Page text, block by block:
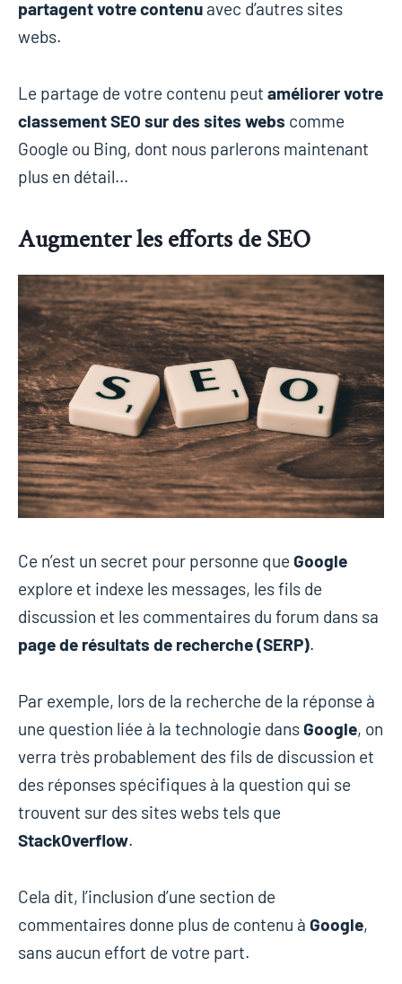
partagent votre contenu avec d’autres sites
webs.
Le partage de votre contenu peut améliorer votre
classement SEO sur des sites webs comme
Google ou Bing, dont nous parlerons maintenant
plus en détail…
Augmenter les efforts de SEO
Ce n’est un secret pour personne que Google
explore et indexe les messages, les fils de
discussion et les commentaires du forum dans sa
page de résultats de recherche (SERP).
Par exemple, lors de la recherche de la réponse à
une question liée à la technologie dans Google, on
verra très probablement des fils de discussion et
des réponses spécifiques à la question qui se
trouvent sur des sites webs tels que
StackOverflow.
Cela dit, l’inclusion d’une section de
commentaires donne plus de contenu à Google,
sans aucun effort de votre part.